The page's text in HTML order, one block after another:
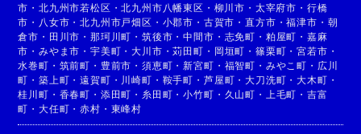
市 ・北九州市若松区 ・北九州市八幡東区 ・ 柳川市 ・ 太宰府市 ・ 行橋
市 ・ 八女市 ・北九州市戸畑区 ・ 小郡市 ・ 古賀市 ・直方市 ・福津市 ・ 朝
倉市 ・ 田川市 ・那珂川町 ・筑後市 ・中間市 ・ 志免町 ・ 粕屋町 ・ 嘉麻
市 ・みやま市 ・宇美町 ・大川市 ・苅田町 ・ 岡垣町 ・ 篠栗町 ・宮若市 ・
水巻町 ・ 筑前町 ・ 豊前市 ・須恵町 ・新宮町 ・ 福智町 ・ みやこ町 ・ 広川
町 ・築上町 ・遠賀町 ・ 川崎町 ・ 鞍手町 ・ 芦屋町 ・大刀洗町 ・大木町 ・
桂川町 ・ 香春町 ・ 添田町 ・ 糸田町 ・小竹町 ・ 久山町 ・ 上毛町 ・ 吉富
町 ・大任町 ・赤村 ・ 東峰村